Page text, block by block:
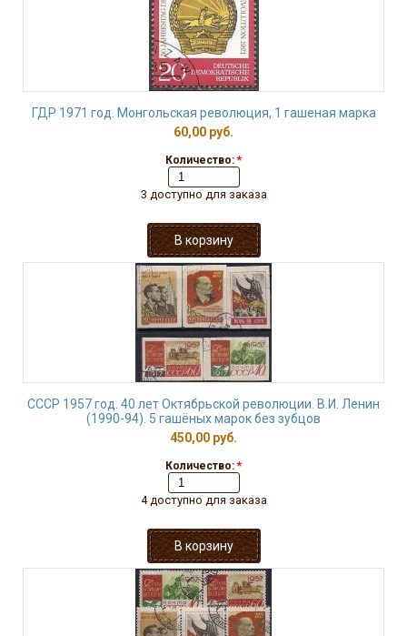
ГДР 1971 год. Монгольская революция, 1 гашеная марка
60,00 руб.
Количество: *
3 доступно для заказа
СССР 1957 год. 40 лет Октябрьской революции. В.И. Ленин
(1990-94). 5 гашёных марок без зубцов
450,00 руб.
Количество: *
4 доступно для заказа